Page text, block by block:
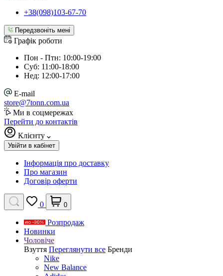
+38(098)103-67-70
Передзвоніть мені
Графік роботи
Пон - Птн: 10:00-19:00
Суб: 11:00-18:00
Нед: 12:00-17:00
E-mail
store@7tonn.com.ua
Ми в соцмережах
Перейти до контактів
Клієнту
Увійти в кабінет
Інформація про доставку
Про магазин
Договір оферти
0 0
Розпродаж
Новинки
Чоловіче
Взуття Переглянути все Бренди
Nike
New Balance